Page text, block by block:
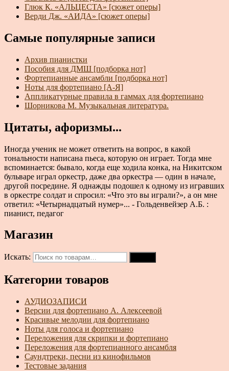
Глюк К. «АЛЬЦЕСТА» [сюжет оперы]
Верди Дж. «АИДА» [сюжет оперы]
Самые популярные записи
Архив пианистки
Пособия для ДМШ [подборка нот]
Фортепианные ансамбли [подборка нот]
Ноты для фортепиано [А-Я]
Аппликатурные правила в гаммах для фортепиано
Шорникова М. Музыкальная литература.
Цитаты, афоризмы...
Иногда ученик не может ответить на вопрос, в какой
тональности написана пьеса, которую он играет. Тогда мне
вспоминается: бывало, когда еще ходила конка, на Никитском
бульваре играл оркестр, даже два оркестра — один в начале,
другой посредине. Я однажды подошел к одному из игравших
в оркестре солдат и спросил: «Что это вы играли?», а он мне
ответил: «Четырнадцатый нумер»... - Гольденвейзер А.Б. :
пианист, педагог
Магазин
Искать:
Категории товаров
АУДИОЗАПИСИ
Версии для фортепиано А. Алексеевой
Красивые мелодии для фортепиано
Ноты для голоса и фортепиано
Переложения для скрипки и фортепиано
Переложения для фортепианного ансамбля
Саундтреки, песни из кинофильмов
Тестовые задания